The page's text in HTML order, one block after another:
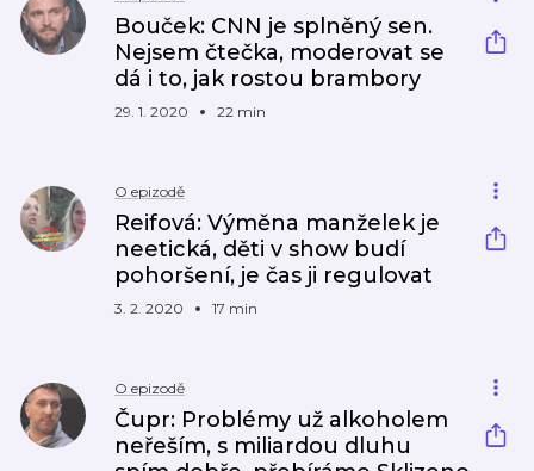
Bouček: CNN je splněný sen.
Nejsem čtečka, moderovat se
dá i to, jak rostou brambory
29. 1. 2020 22 min
O epizodě
Reifová: Výměna manželek je
neetická, děti v show budí
pohoršení, je čas ji regulovat
3. 2. 2020 17 min
O epizodě
Čupr: Problémy už alkoholem
neřeším, s miliardou dluhu